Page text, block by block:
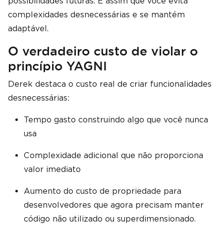
complexidades desnecessárias e se mantém
adaptável.
O verdadeiro custo de violar o
princípio YAGNI
Derek destaca o custo real de criar funcionalidades
desnecessárias:
Tempo gasto construindo algo que você nunca
usa
Complexidade adicional que não proporciona
valor imediato
Aumento do custo de propriedade para
desenvolvedores que agora precisam manter
código não utilizado ou superdimensionado.